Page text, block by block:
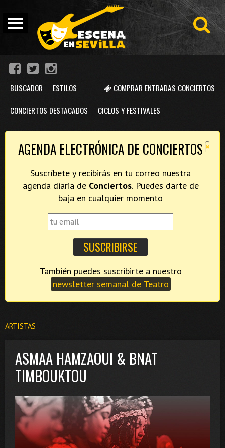
COMPRAR ENTRADAS CONCIERTOS
BUSCADOR ESTILOS
CONCIERTOS DESTACADOS CICLOS Y FESTIVALES
×
AGENDA ELECTRÓNICA DE CONCIERTOS
Suscríbete y recibirás en tu correo nuestra
agenda diaria de Conciertos. Puedes darte de
baja en cualquier momento
newsletter semanal de Teatro
ARTISTAS
ASMAA HAMZAOUI & BNAT
TIMBOUKTOU